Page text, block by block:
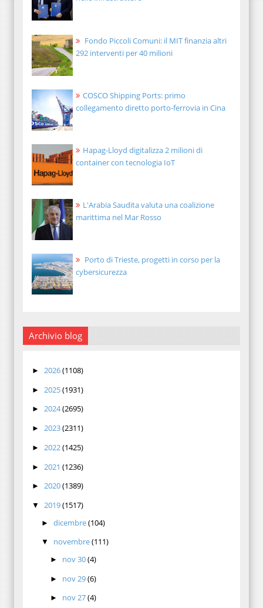
Fondo Piccoli Comuni: il MIT finanzia altri
292 interventi per 40 milioni
COSCO Shipping Ports: primo
collegamento diretto porto-ferrovia in Cina
Hapag-Lloyd digitalizza 2 milioni di
container con tecnologia IoT
L'Arabia Saudita valuta una coalizione
marittima nel Mar Rosso
Porto di Trieste, progetti in corso per la
cybersicurezza
Archivio blog
► 2026(1108)
► 2025(1931)
► 2024(2695)
► 2023(2311)
► 2022(1425)
► 2021 (1236)
► 2020(1389)
▼ 2019(1517)
► dicembre(104)
▼ novembre(111)
► nov 30(4)
► nov 29(6)
► nov 27(4)